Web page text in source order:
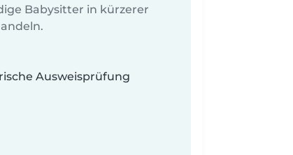
Babysitter in kürzerer
Ausweisprüfung